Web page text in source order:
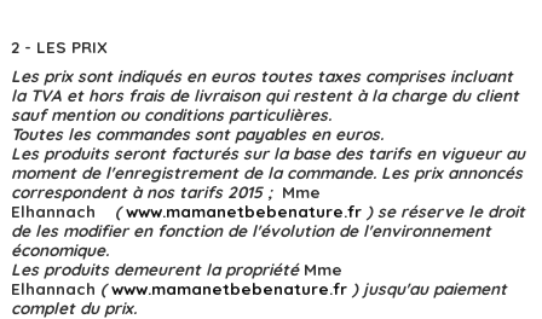
2 - LES PRIX
Les prix sont indiqués en euros toutes taxes comprises incluant
la TVA et hors frais de livraison qui restent à la charge du client
sauf mention ou conditions particulières.
Toutes les commandes sont payables en euros.
Les produits seront facturés sur la base des tarifs en vigueur au
moment de l'enregistrement de la commande. Les prix annoncés
correspondent à nos tarifs 2015 ; Mme
Elhannach (www.mamanetbebenature.fr ) se réserve le droit
de les modifier en fonction de l'évolution de l'environnement
économique.
Les produits demeurent la propriété Mme
Elhannach (www.mamanetbebenature.fr ) jusqu'au paiement
complet du prix.